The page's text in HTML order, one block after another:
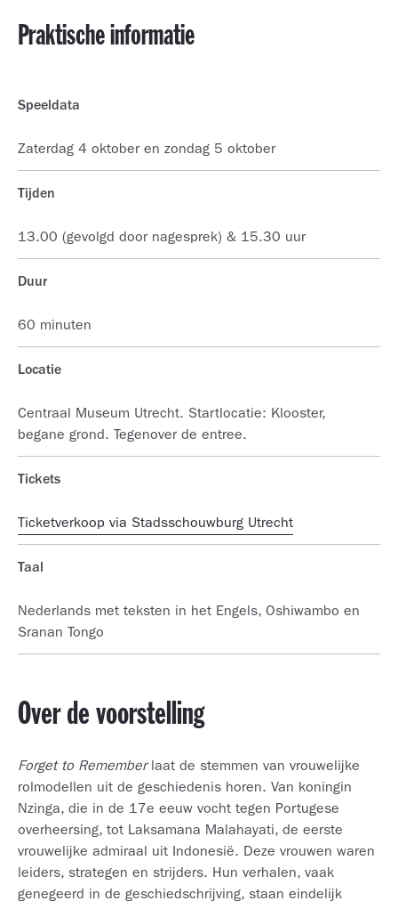
Praktische informatie
Speeldata
Zaterdag 4 oktober en zondag 5 oktober
Tijden
13.00 (gevolgd door nagesprek) & 15.30 uur
Duur
60 minuten
Locatie
Centraal Museum Utrecht. Startlocatie: Klooster,
begane grond. Tegenover de entree.
Tickets
Ticketverkoop via Stadsschouwburg Utrecht
Taal
Nederlands met teksten in het Engels, Oshiwambo en
Sranan Tongo
Over de voorstelling
Forget to Rememberlaat de stemmen van vrouwelijke
rolmodellen uit de geschiedenis horen. Van koningin
Nzinga, die in de 17e eeuw vocht tegen Portugese
overheersing, tot Laksamana Malahayati, de eerste
vrouwelijke admiraal uit Indonesië. Deze vrouwen waren
leiders, strategen en strijders. Hun verhalen, vaak
genegeerd in de geschiedschrijving, staan eindelijk